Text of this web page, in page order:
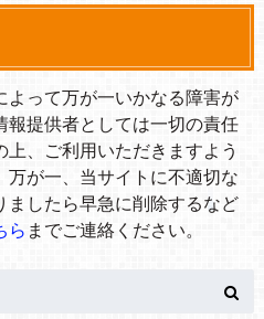
って万が一いかなる障害が
提供者としては一切の責任
、ご利用いただきますよう
万が一、当サイトに不適切な
したら早急に削除するなど
ら までご連絡ください。